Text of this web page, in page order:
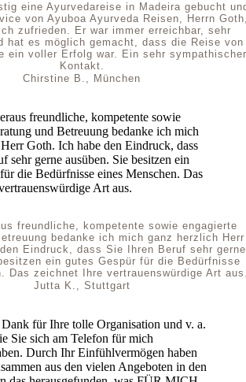
eine Ayurvedareise in Madeira gebucht
von Ayuboa Ayurveda Reisen, Herrn
zufrieden. Er war immer erreichbar, sehr
hat es möglich gemacht, dass die Reise von
ein voller Erfolg war. Ein sehr sympathischer
Kontakt.
Chirstine B., München
freundliche, kompetente sowie engagierte
bedanke ich mich ganz herzlich Herr
Eindruck, dass Sie Ihren Beruf sehr gerne
ein gutes Gespür für die Bedürfnisse
Das zeichnet Ihre vertrauenswürdige Art
Jutta K., Stuttgart